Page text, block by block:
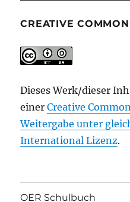
CREATIVE
Dieses Werk/dieser
einerCreative
Weitergabe unter
International Lizenz.
OER Schulbuch